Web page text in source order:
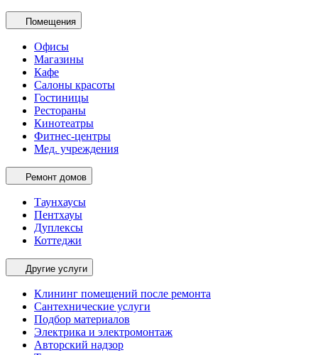
Помещения
Офисы
Магазины
Кафе
Салоны красоты
Гостиницы
Рестораны
Кинотеатры
Фитнес-центры
Мед. учреждения
Ремонт домов
Таунхаусы
Пентхауы
Дуплексы
Коттеджи
Другие услуги
Клининг помещений после ремонта
Сантехнические услуги
Подбор материалов
Электрика и электромонтаж
Авторский надзор